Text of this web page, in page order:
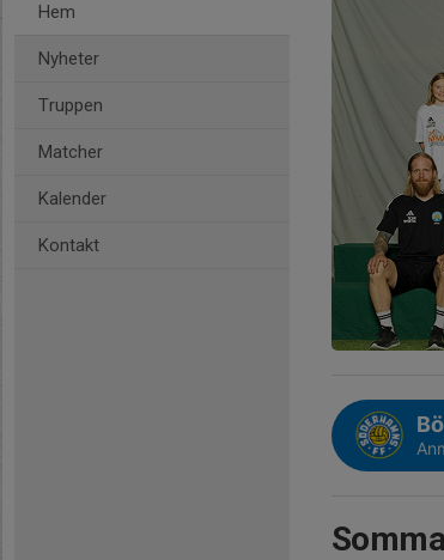
Hem
Nyheter
Truppen
Matcher
Kalender
Kontakt